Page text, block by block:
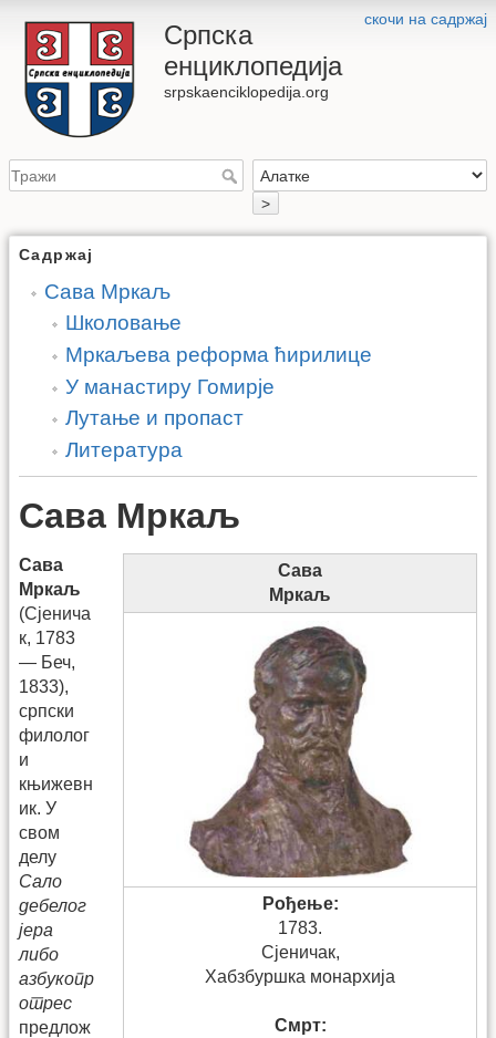
скочи на садржај
Српска
енциклопедија
srpskaenciklopedija.org
>
Садржај
Сава Мркаљ
Школовање
Мркаљева реформа ћирилице
У манастиру Гомирје
Лутање и пропаст
Литература
Сава Мркаљ
Сава
Мркаљ
Рођење:
1783.
Сјеничак,
Хабзбуршка монархија
Смрт:
Сава
Мркаљ
(Сјенича
к, 1783
— Беч,
1833),
српски
филолог
и
књижевн
ик. У
свом
делу
Сало
дебелог
јера
либо
азбукопр
отрес
предлож